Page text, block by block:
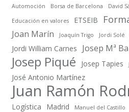
Automoción Borsa de Barcelona David
Educación en valores ETSEIB
Joan Marín
Joaquín Trigo Jordi Solé
Jordi William Carnes Josep Mª
Josep Piqué Josep Tapies
José Antonio Martínez
Juan Ramón
Logística
Madrid Manuel del Castillo